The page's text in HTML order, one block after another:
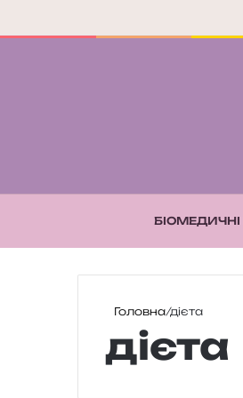
Головна/дієта
дієта